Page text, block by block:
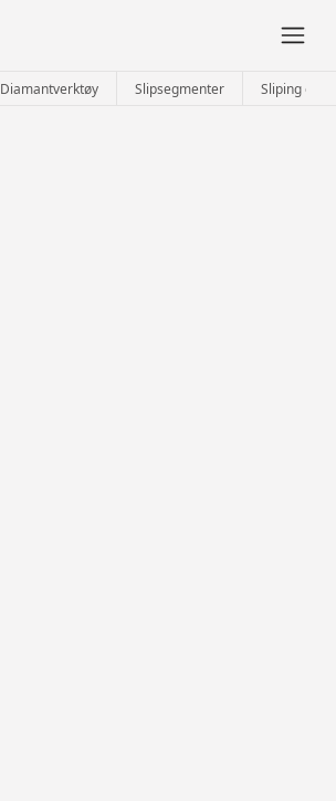
Diamantverktøy Slipsegmenter Sliping og